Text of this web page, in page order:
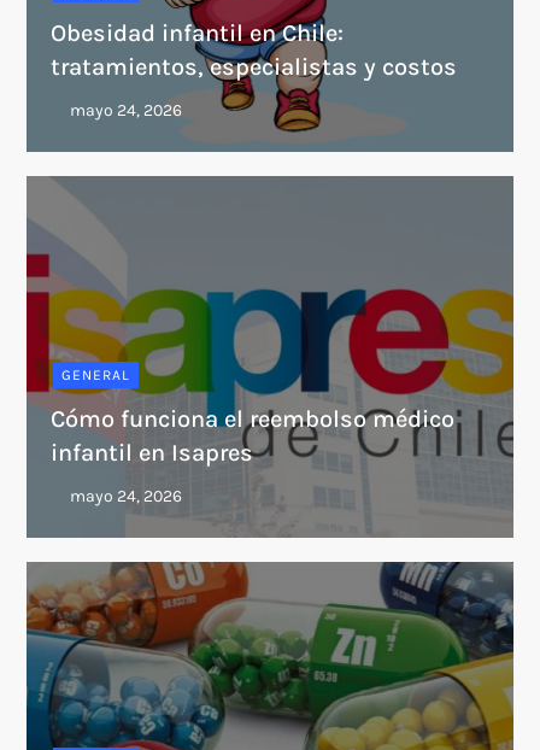
Obesidad infantil en Chile:
tratamientos, especialistas y costos
GENERAL
Cómo funciona el reembolso médico
infantil en Isapres